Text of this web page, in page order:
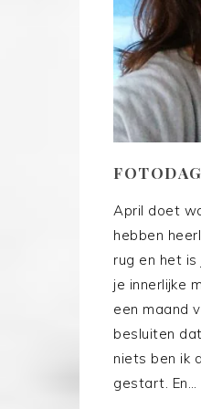
April doet
hebben
rug en het
je innerlijke
een maand
besluiten
niets ben ik
gestart. En…